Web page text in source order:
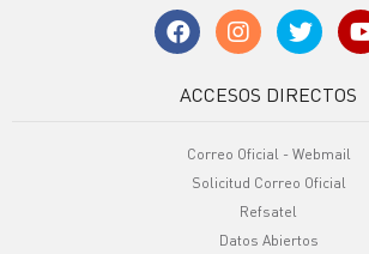
ACCESOS DIRECTOS
Correo Oficial - Webmail
Solicitud Correo Oficial
Refsatel
Datos Abiertos